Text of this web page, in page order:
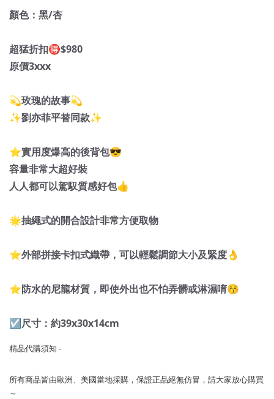
顏色：黑/杏
超猛折扣🉐$980
原價3xxx
💫玫瑰的故事💫
✨劉亦菲平替同款✨
⭐️實用度爆高的後背包😎
容量非常大超好裝
人人都可以駕馭質感好包👍
🌟抽繩式的開合設計非常方便取物
⭐️外部拼接卡扣式織帶，可以輕鬆調節大小及緊度👌
⭐️防水的尼龍材質，即使外出也不怕弄髒或淋濕唷😚
☑️尺寸：約39x30x14cm
精品代購須知 -
所有商品皆由歐洲、美國當地採購，保證正品絕無仿冒，請大家放心購買
～